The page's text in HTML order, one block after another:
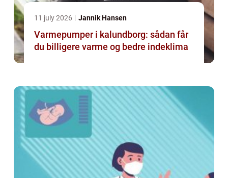
11 july 2026 Jannik Hansen
Varmepumper i kalundborg: sådan får
du billigere varme og bedre indeklima